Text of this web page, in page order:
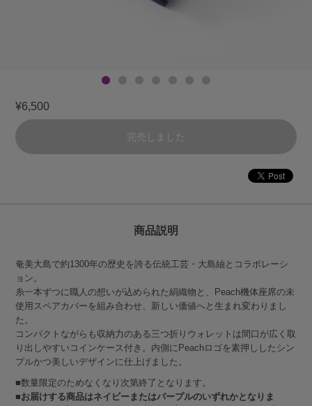
¥6,500
完売しました
商品説明
奄美大島で約1300年の歴史を誇る伝統工芸・大島紬とコラボレーシ
ョン。
糸一本ずつに職人の想いが込められた絹織物と、Peach機体座席の未
使用スペアカバーを組み合わせ、新しい価値へと生まれ変わりまし
た。
コンパクトながらも収納力のある三つ折りウォレットは間口が広く取
り出しやすいコインケース付き。内側にPeachロゴを素押ししたシン
プルかつ美しいデザインに仕上げました。
■数量限定のためなくなり次第終了となります。
■お届けする商品はネイビーまたはパープルのいずれかとなりま